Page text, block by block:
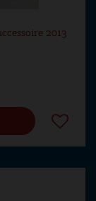
2013